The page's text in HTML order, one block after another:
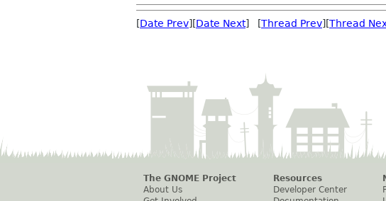
[Date Prev][Date Next] [Thread Prev][Thread
The GNOME Project
About Us
Resources
Developer Center